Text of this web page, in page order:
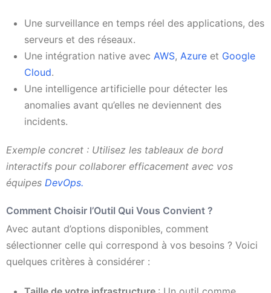
Une surveillance en temps réel des applications, des
serveurs et des réseaux.
Une intégration native avec AWS, Azure et Google
Cloud.
Une intelligence artificielle pour détecter les
anomalies avant qu’elles ne deviennent des
incidents.
Exemple concret : Utilisez les tableaux de bord
interactifs pour collaborer efficacement avec vos
équipes DevOps.
Comment Choisir l’Outil Qui Vous Convient ?
Avec autant d’options disponibles, comment
sélectionner celle qui correspond à vos besoins ? Voici
quelques critères à considérer :